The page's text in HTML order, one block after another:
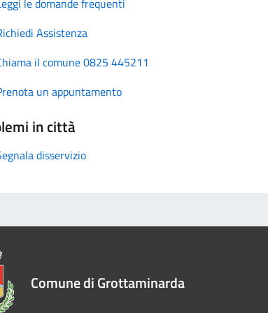
Assistenza
il comune 0825 445211
un appuntamento
in città
disservizio
Comune di Grottaminarda